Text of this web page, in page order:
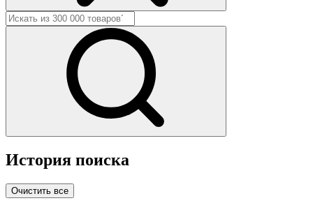
История поиска
Очистить все